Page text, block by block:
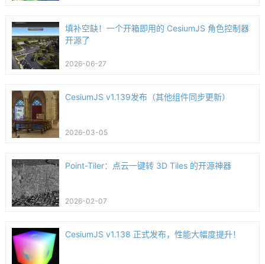
填补空缺！一个开箱即用的 CesiumJS 角色控制器
开源了
2026-06-27
CesiumJS v1.139发布（其他组件同步更新）
2026-03-05
Point-Tiler：点云一键转 3D Tiles 的开源神器
2026-02-07
CesiumJS v1.138 正式发布，性能大幅度提升！